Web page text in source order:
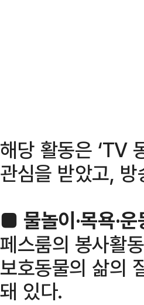
해당 활동은 ‘TV
관심을 받았고,
■ 물놀이·목욕·
페스룸의 봉사활
보호동물의 삶의
돼 있다.